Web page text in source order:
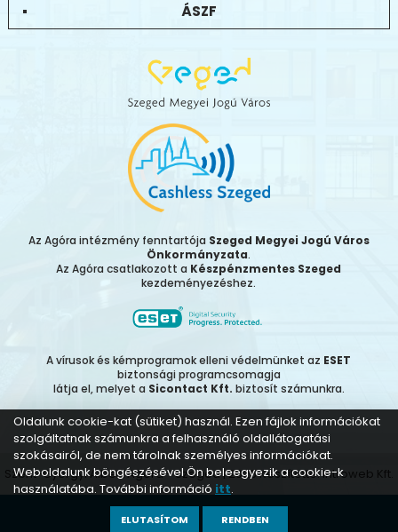
Oldalunk cookie-kat (sütiket) használ. Ezen fájlok információkat
szolgáltatnak számunkra a felhasználó oldallátogatási
szokásairól, de nem tárolnak személyes információkat.
Weboldalunk böngészésével Ön beleegyezik a cookie-k
használatába. További információ itt.
ELUTASÍTOM RENDBEN
ÁSZF
Az Agóra intézmény fenntartója Szeged Megyei Jogú Város
Önkormányzata.
Az Agóra csatlakozott a Készpénzmentes Szeged
kezdeményezéshez.
A vírusok és kémprogramok elleni védelmünket az ESET
biztonsági programcsomagja
látja el, melyet a Sicontact Kft. biztosít számunkra.
Szent-Györgyi Albert Agóra - Szeged | 2026 Készítette:Introweb Kft.